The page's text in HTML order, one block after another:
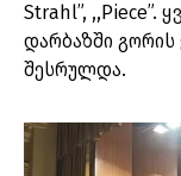
Strahl”, ,,Piece”.
დარბაზში
შესრულდა.